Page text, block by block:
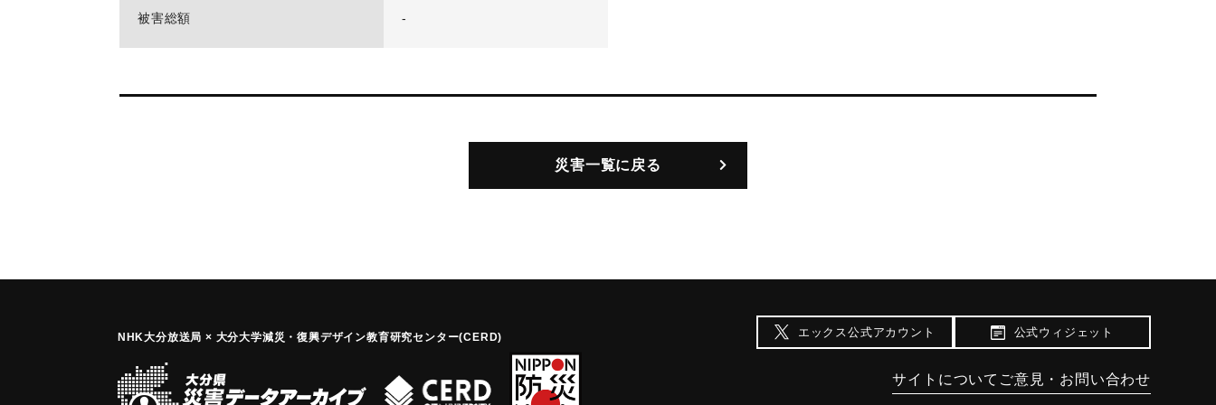
被害総額 -
災害一覧に戻る
NHK大分放送局 × 大分大学減災 ・復興デザイン教育研究センター(CERD) エックス公式アカウント 公式ウィジェット
サイトについて ご意見・お問い合わせ